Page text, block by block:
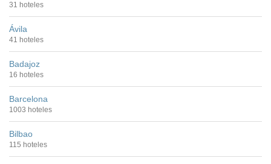
31 hoteles
Ávila
41 hoteles
Badajoz
16 hoteles
Barcelona
1003 hoteles
Bilbao
115 hoteles